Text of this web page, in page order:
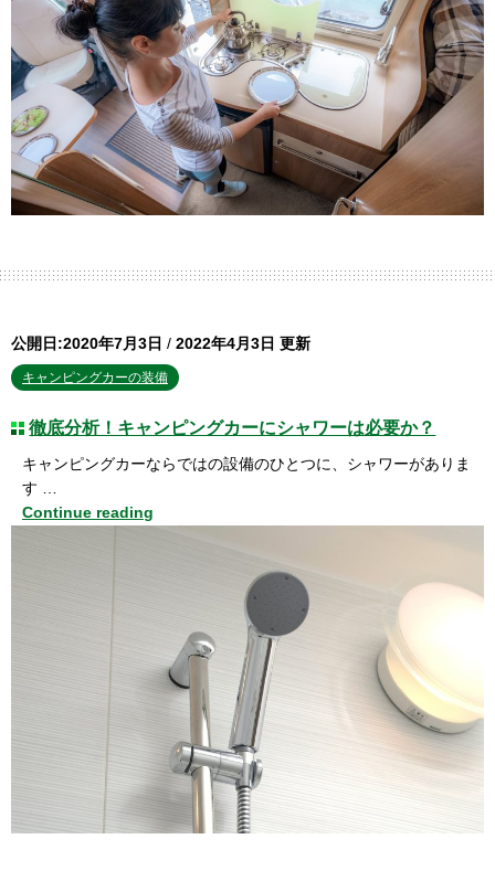
公開日:2020年7月3日 / 2022年4月3日 更新
キャンピングカーの装備
徹底分析！キャンピングカーにシャワーは必要か？
キャンピングカーならではの設備のひとつに、シャワーがありま
す …
Continue reading